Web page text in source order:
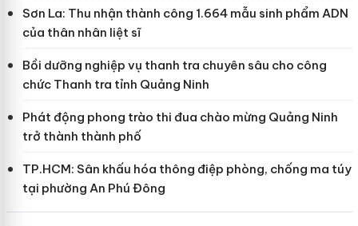
Sơn La: Thu nhận thành công 1.664 mẫu sinh phẩm ADN
của thân nhân liệt sĩ
Bồi dưỡng nghiệp vụ thanh tra chuyên sâu cho công
chức Thanh tra tỉnh Quảng Ninh
Phát động phong trào thi đua chào mừng Quảng Ninh
trở thành thành phố
TP.HCM: Sân khấu hóa thông điệp phòng, chống ma túy
tại phường An Phú Đông